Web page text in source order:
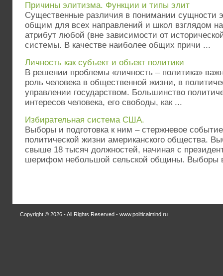
Причины элитизма. Функции и типы элит
Существенные различия в понимании сущности
общим для всех направлений и школ взглядом
атрибут любой (вне зависимости от
системы. В качестве наиболее общих причи ...
Личность как субъект и объект политики
В решении проблемы «личность – политика»
роль человека в общественной жизни, в
управлении государством. Большинство
интересов человека, его свободы, как ...
Избирательная система США.
Выборы и подготовка к ним – стержневое
политической жизни американского общества.
свыше 18 тысяч должностей, начиная с
шерифом небольшой сельской общины. Выборы
Copyright © 2026 - All Rights Reserved - www.politicalmind.ru